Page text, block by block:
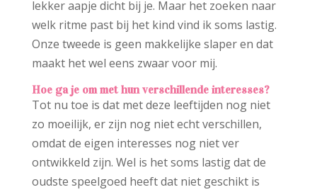
lekker aapje dicht bij je. Maar het zoeken naar
welk ritme past bij het kind vind ik soms lastig.
Onze tweede is geen makkelijke slaper en dat
maakt het wel eens zwaar voor mij.
Hoe ga je om met hun verschillende interesses?
Tot nu toe is dat met deze leeftijden nog niet
zo moeilijk, er zijn nog niet echt verschillen,
omdat de eigen interesses nog niet ver
ontwikkeld zijn. Wel is het soms lastig dat de
oudste speelgoed heeft dat niet geschikt is